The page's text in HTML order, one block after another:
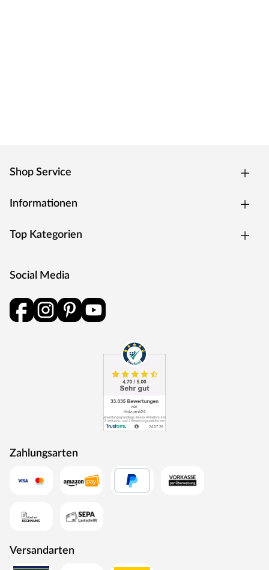
Shop Service
Informationen
Top Kategorien
Social Media
Zahlungsarten
Versandarten